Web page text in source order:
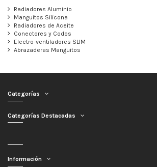
Radiadores Aluminio
Manguitos Silicona
Radiadores de Aceite
Conectores y Codos
Electro-ventiladores SLIM
Abrazaderas Manguitos
Categorías
Categorías Destacadas
Información